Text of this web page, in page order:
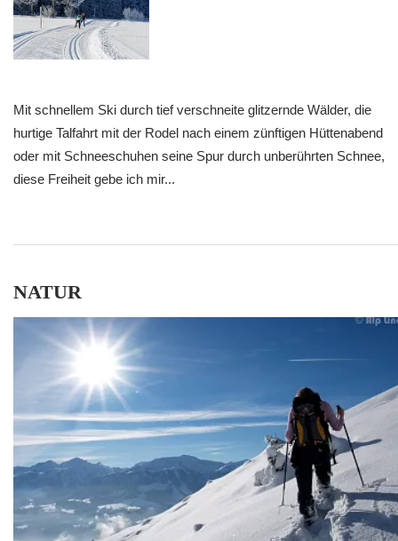
Mit schnellem Ski durch tief verschneite glitzernde Wälder, die
hurtige Talfahrt mit der Rodel nach einem zünftigen Hüttenabend
oder mit Schneeschuhen seine Spur durch unberührten Schnee,
diese Freiheit gebe ich mir...
NATUR